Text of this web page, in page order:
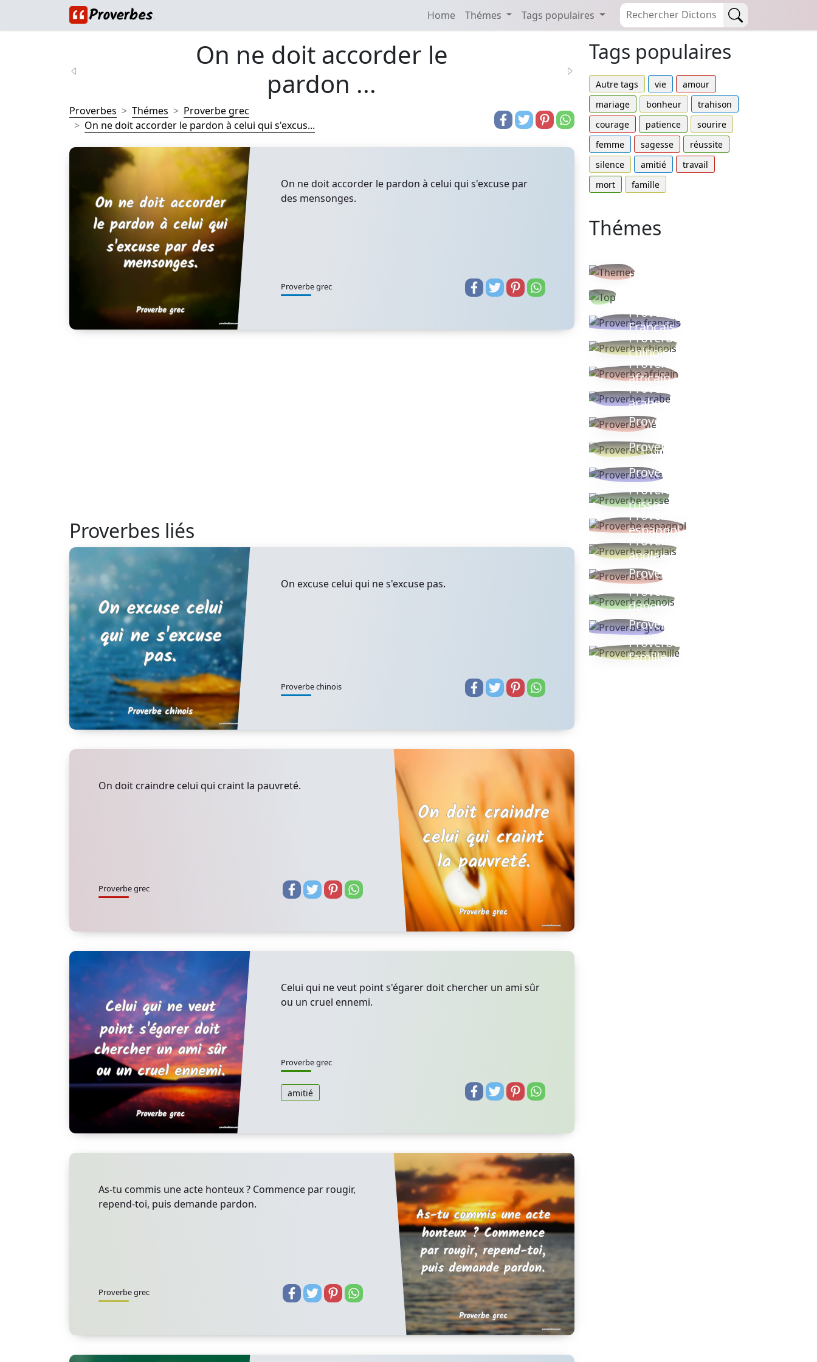
Home Thémes Tags populaires
On ne doit accorder le
pardon ...
Proverbes Thémes
Proverbe grec
On ne doit accorder le pardon à celui qui s'excus...
On ne doit accorder le pardon à celui qui s'excuse par
des mensonges.
Proverbe grec
Proverbes liés
On excuse celui qui ne s'excuse pas.
Proverbe chinois
On doit craindre celui qui craint la pauvreté.
Proverbe grec
Celui qui ne veut point s'égarer doit chercher un ami sûr
ou un cruel ennemi.
Proverbe grec
amitié
As-tu commis une acte honteux ? Commence par rougir,
repend-toi, puis demande pardon.
Proverbe grec
Tags populaires
Autre tags vie
amour
mariage
bonheur
trahison
courage
patience
sourire
femme
sagesse
réussite
silence
amitié
travail
mort
famille
Thémes
thèmes
Proverbe
Français
Proverbe
chinois
Proverbe
africain
Proverbe
arabe
Proverbe vie
Proverbe latin
Proverbes ete
Proverbe
russe
Proverbe
espagnol
Proverbe
anglais
Proverbe turc
Proverbe
danois
Proverbe grec
Proverbes
famille